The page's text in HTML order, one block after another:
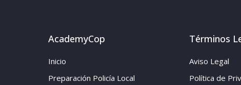
AcademyCop
Inicio
Preparación Policía Local
Términos
Aviso Legal
Política de